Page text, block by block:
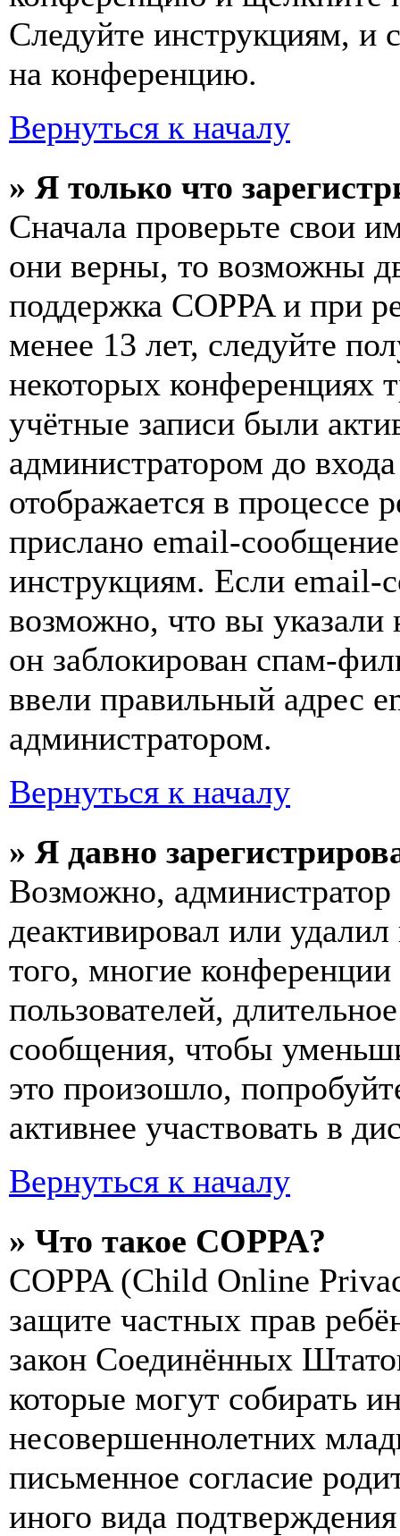
Следуйте инструкциям, и
на конференцию.
Вернуться к началу
» Я только что
Сначала проверьте свои
они верны, то возможны
поддержка COPPA и при
менее 13 лет, следуйте
некоторых конференциях
учётные записи были
администратором до
отображается в процессе
прислано email-
инструкциям. Если email-
возможно, что вы
он заблокирован спам-
ввели правильный адрес
администратором.
Вернуться к началу
» Я давно
Возможно,
деактивировал или
того, многие
пользователей,
сообщения, чтобы
это произошло,
активнее участвовать в
Вернуться к началу
» Что такое COPPA?
COPPA (Child Online
защите частных прав
закон Соединённых
которые могут собирать
несовершеннолетних
письменное согласие
иного вида